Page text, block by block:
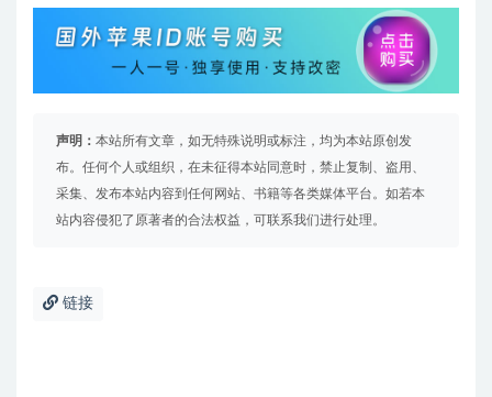
声明： 本站所有文章，如无特殊说明或标注，均为本站原创发
布。任何个人或组织，在未征得本站同意时，禁止复制、盗用、
采集、发布本站内容到任何网站、书籍等各类媒体平台。如若本
站内容侵犯了原著者的合法权益，可联系我们进行处理。
链接